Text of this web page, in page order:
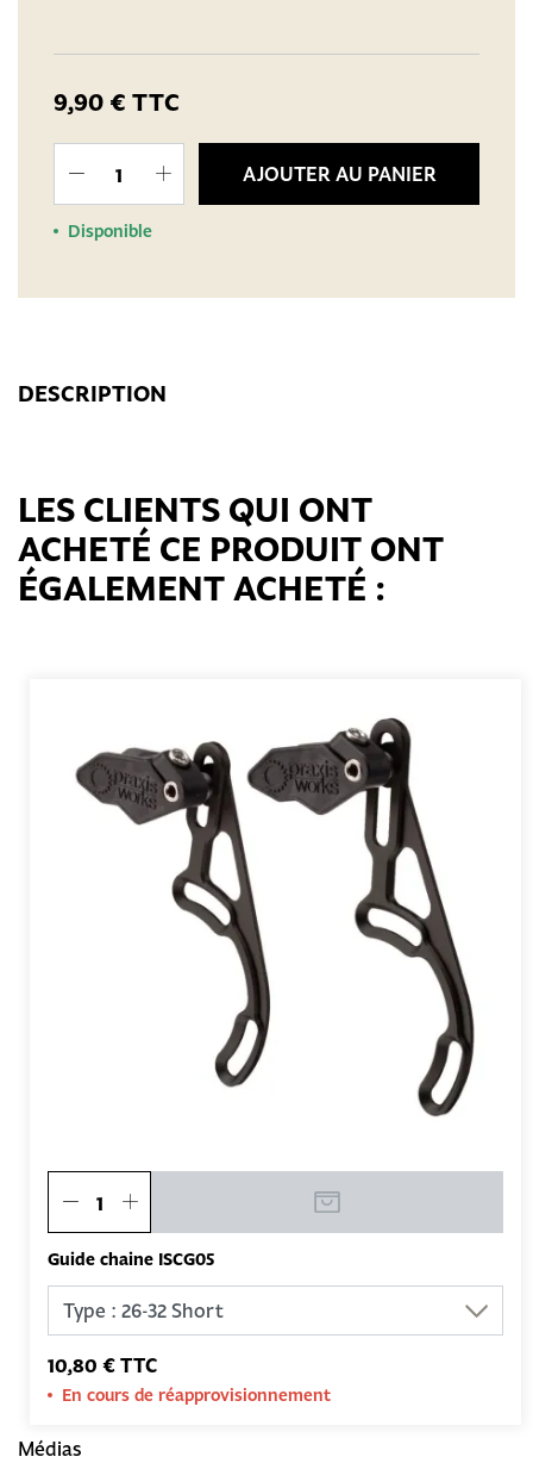
9,90 € TTC
AJOUTER AU PANIER
Disponible
DESCRIPTION
LES CLIENTS QUI ONT
ACHETÉ CE PRODUIT ONT
ÉGALEMENT ACHETÉ :
Guide chaine ISCG05
10,80 € TTC
En cours de réapprovisionnement
Médias